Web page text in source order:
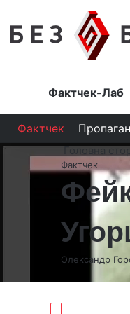
Головна
Фактчек-Лаб
Фактчек
Головна
Фактчек
Олександр